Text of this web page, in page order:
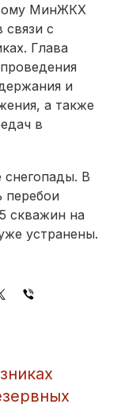
МинЖКХ
связи с
Глава
и
а также
в
В
перебои
скважин на
устранены.